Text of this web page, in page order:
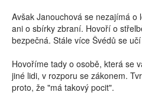
Avšak Janouchová se nezajímá o
ani o sbírky zbraní. Hovoří o
bezpečná. Stále více Švédů se
Hovoříme tady o osobě, která se
jiné lidi, v rozporu se zákonem.
proto, že "má takový pocit".